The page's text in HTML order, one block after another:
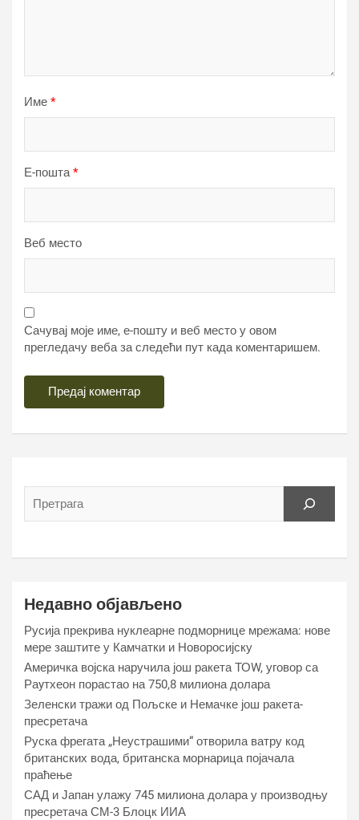
Име *
Е-пошта*
Веб место
Сачувај моје име, е-пошту и веб место у овом
прегледачу веба за следећи пут када коментаришем.
Недавно објављено
Русија прекрива нуклеарне подморнице мрежама: нове
мере заштите у Камчатки и Новоросијску
Америчка војска наручила још ракета ТОW, уговор са
Раyтхеон порастао на 750,8 милиона долара
Зеленски тражи од Пољске и Немачке још ракета-
пресретача
Руска фрегата „Неустрашими“ отворила ватру код
британских вода, британска морнарица појачала
праћење
САД и Јапан улажу 745 милиона долара у производњу
пресретача СМ-3 Блоцк ИИА